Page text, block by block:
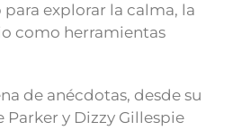
explorar la calma, la
como herramientas
de anécdotas, desde su
y Dizzy Gillespie